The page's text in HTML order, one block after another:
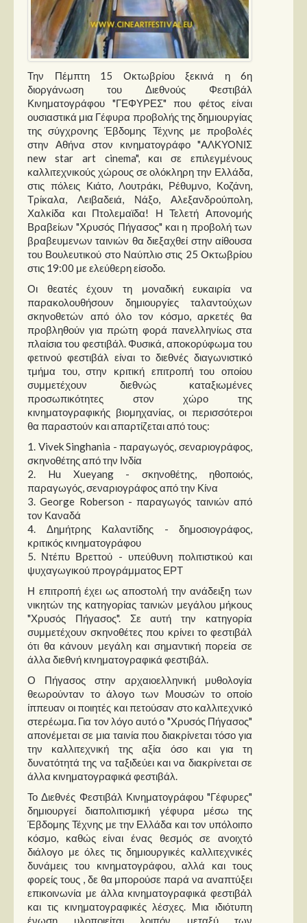
Στήλες
Polls
Small Talk
Blog
Την Πέμπτη 15 Οκτωβρίου ξεκινά η 6η
διοργάνωση του Διεθνούς Φεστιβάλ
Κινηματογράφου "ΓΕΦΥΡΕΣ" που φέτος είναι
ουσιαστικά μια Γέφυρα προβολής της δημιουργίας
της σύγχρονης Έβδομης Τέχνης με προβολές
στην Αθήνα στον κινηματογράφο "ΑΛΚΥΟΝΙΣ
new star art cinema", και σε επιλεγμένους
καλλιτεχνικούς χώρους σε ολόκληρη την Ελλάδα,
στις πόλεις Κιάτο, Λουτράκι, Ρέθυμνο, Κοζάνη,
Τρίκαλα, Λειβαδειά, Νάξο, Αλεξανδρούπολη,
Χαλκίδα και Πτολεμαϊδα! Η Τελετή Απονομής
Βραβείων "Χρυσός Πήγασος" και η προβολή των
βραβευμενων ταινιών θα διεξαχθεί στην αίθουσα
του Βουλευτικού στο Ναύπλιο στις 25 Οκτωβρίου
στις 19:00 με ελεύθερη είσοδο.
Οι θεατές έχουν τη μοναδική ευκαιρία να
παρακολουθήσουν δημιουργίες ταλαντούχων
σκηνοθετών από όλο τον κόσμο, αρκετές θα
προβληθούν για πρώτη φορά πανελληνίως στα
πλαίσια του φεστιβάλ. Φυσικά, αποκορύφωμα του
φετινού φεστιβάλ είναι το διεθνές διαγωνιστικό
τμήμα του, στην κριτική επιτροπή του οποίου
συμμετέχουν διεθνώς καταξιωμένες
προσωπικότητες στον χώρο της
κινηματογραφικής βιομηχανίας, οι περισσότεροι
θα παραστούν και απαρτίζεται από τους:
1. Vivek Singhania - παραγωγός, σεναριογράφος,
σκηνοθέτης από την Ινδία
2. Hu Xueyang - σκηνοθέτης, ηθοποιός,
παραγωγός, σεναριογράφος από την Κίνα
3. George Roberson - παραγωγός ταινιών από
τον Καναδά
4. Δημήτρης Καλαντίδης - δημοσιογράφος,
κριτικός κινηματογράφου
5. Ντέπυ Βρεττού - υπεύθυνη πολιτιστικού και
ψυχαγωγικού προγράμματος ΕΡΤ
Η επιτροπή έχει ως αποστολή την ανάδειξη των
νικητών της κατηγορίας ταινιών μεγάλου μήκους
"Χρυσός Πήγασος". Σε αυτή την κατηγορία
συμμετέχουν σκηνοθέτες που κρίνει το φεστιβάλ
ότι θα κάνουν μεγάλη και σημαντική πορεία σε
άλλα διεθνή κινηματογραφικά φεστιβάλ.
Ο Πήγασος στην αρχαιοελληνική μυθολογία
θεωρούνταν το άλογο των Μουσών το οποίο
ίππευαν οι ποιητές και πετούσαν στο καλλιτεχνικό
στερέωμα. Για τον λόγο αυτό ο "Χρυσός Πήγασος"
απονέμεται σε μια ταινία που διακρίνεται τόσο για
την καλλιτεχνική της αξία όσο και για τη
δυνατότητά της να ταξιδεύει και να διακρίνεται σε
άλλα κινηματογραφικά φεστιβάλ.
Το Διεθνές Φεστιβάλ Κινηματογράφου "Γέφυρες"
δημιουργεί διαπολιτισμική γέφυρα μέσω της
Έβδομης Τέχνης με την Ελλάδα και τον υπόλοιπο
κόσμο, καθώς είναι ένας θεσμός σε ανοιχτό
διάλογο με όλες τις δημιουργικές καλλιτεχνικές
δυνάμεις του κινηματογράφου, αλλά και τους
φορείς τους , δε θα μπορούσε παρά να αναπτύξει
επικοινωνία με άλλα κινηματογραφικά φεστιβάλ
και τις κινηματογραφικές λέσχες. Μια ιδιότυπη